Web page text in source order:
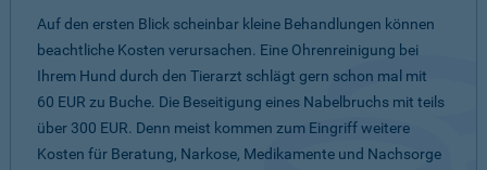
Auf den ersten Blick scheinbar kleine Behandlungen können
beachtliche Kosten verursachen. Eine Ohrenreinigung bei
Ihrem Hund durch den Tierarzt schlägt gern schon mal mit
60 EUR zu Buche. Die Beseitigung eines Nabelbruchs mit teils
über 300 EUR. Denn meist kommen zum Eingriff weitere
Kosten für Beratung, Narkose, Medikamente und Nachsorge